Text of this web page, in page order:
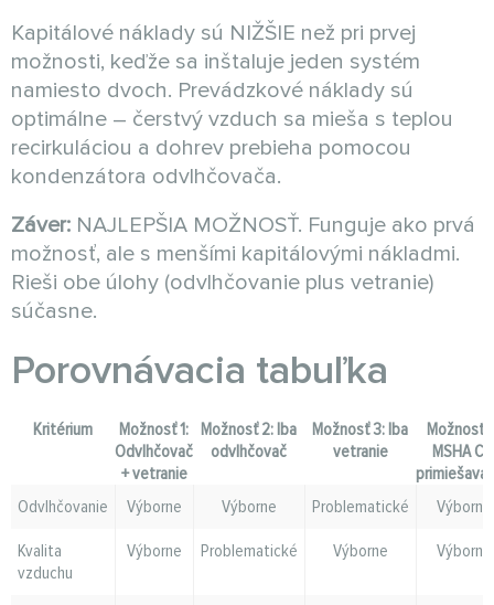
Kapitálové náklady sú NIŽŠIE než pri prvej
možnosti, keďže sa inštaluje jeden systém
namiesto dvoch. Prevádzkové náklady sú
optimálne – čerstvý vzduch sa mieša s teplou
recirkuláciou a dohrev prebieha pomocou
kondenzátora odvlhčovača.
Záver: NAJLEPŠIA MOŽNOSŤ. Funguje ako prvá
možnosť, ale s menšími kapitálovými nákladmi.
Rieši obe úlohy (odvlhčovanie plus vetranie)
súčasne.
Porovnávacia tabuľka
Kritérium
Možnosť 1:
Odvlhčovač
+ vetranie
Možnosť 2: Iba
odvlhčovač
Možnosť 3: Iba
vetranie
Možnosť
MSHA C s
Odvlhčovanie
Výborne Výborne Problematické
Výborne
Kvalita
vzduchu
Výborne Problematické Výborne Výborne